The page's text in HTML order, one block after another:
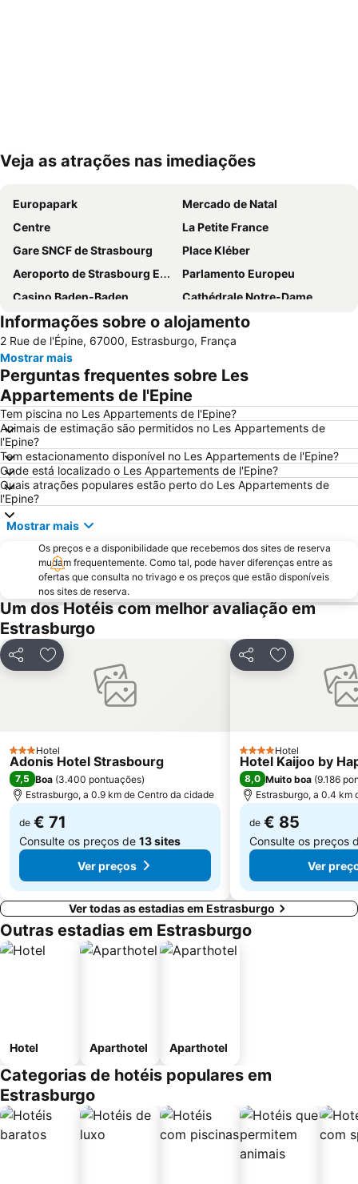
Ampliar mapa
Veja as atrações nas imediações
Europapark
Mercado de Natal
Centre
La Petite France
Gare SNCF de Strasbourg
Place Kléber
Aeroporto de Strasbourg Entzheim
Parlamento Europeu
Casino Baden-Baden
Cathédrale Notre-Dame
Karlsruhe/Baden-Baden Airport
Station - Kléber
Hôtel de Ville Strasbourg
Rosengarten Kehl
Bourse - Esplanade - Krutenau
Le Palais des Rohan
Conseil des XV
Stade de la Meinau
Neudorf - Schluthfeld - Port du Rhin - Musau
Koenigshoffen - Montagne-Verte - Elsau
Le Gourmet de l'Ile
Black Forest Airport
Familienpark Funny-World
Mummelsee
Caracalla Thermal Spa
Informações sobre o alojamento
2 Rue de l'Épine, 67000, Estrasburgo, França
Mostrar mais
Perguntas frequentes sobre Les
Appartements de l'Epine
Tem piscina no Les Appartements de l'Epine?
Animais de estimação são permitidos no Les Appartements de
l'Epine?
Tem estacionamento disponível no Les Appartements de l'Epine?
Onde está localizado o Les Appartements de l'Epine?
Quais atrações populares estão perto do Les Appartements de
l'Epine?
Mostrar mais
Os preços e a disponibilidade que recebemos dos sites de reserva
mudam frequentemente. Como tal, pode haver diferenças entre as
ofertas que consulta no trivago e os preços que estão disponíveis
nos sites de reserva.
Um dos Hotéis com melhor avaliação em
Estrasburgo
PartilharAdicionar aos favoritos
3 Estrelas
Hotel
Adonis Hotel Strasbourg
7,5 Boa (3.400 pontuações)
Estrasburgo, a 0.9 km de Centro da cidade
de € 71
Consulte os preços de 13 sites
Ver preços
PartilharAdicionar
4 Estrelas
Hotel
Hotel Kaijoo by
8,0 Muito boa (9.186
Estrasburgo, a 0.4 km
de € 85
Consulte os preços
Ver
Ver todas as estadias em Estrasburgo
Outras estadias em Estrasburgo
Hotel Aparthotel Aparthotel
Categorias de hotéis populares em
Estrasburgo